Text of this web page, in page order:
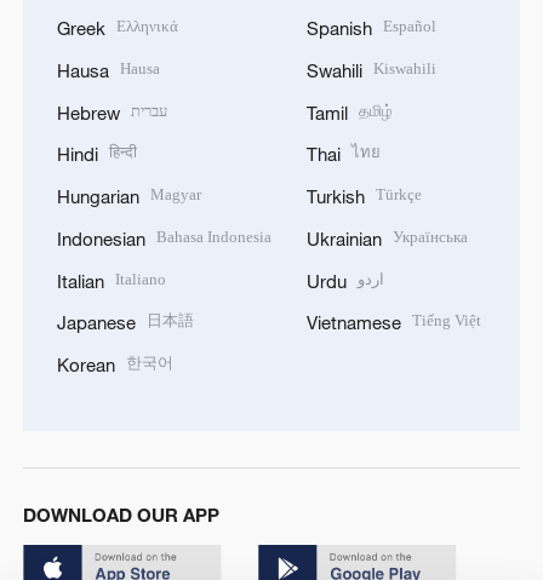
Greek Ελληνικά
Hausa Hausa
Hebrew עברית
Hindi हिन्दी
Hungarian Magyar
Indonesian Bahasa Indonesia
Italian Italiano
Japanese 日本語
Korean 한국어
Spanish Español
Swahili Kiswahili
Tamil தமிழ்
Thai ไทย
Turkish Türkçe
Ukrainian Українська
Urdu اردو
Vietnamese Tiếng Việt
DOWNLOAD OUR APP